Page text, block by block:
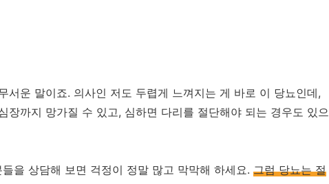
서운 말이죠. 의사인 저도 두렵게 느껴지는 게 바로 이 당뇨인데,
장까지 망가질 수 있고, 심하면 다리를 절단해야 되는 경우도 있으
을 상담해 보면 걱정이 정말 많고 막막해 하세요. 그럼 당뇨는 절